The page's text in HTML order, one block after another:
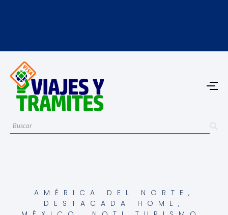
AMÉRICA DEL NORTE ,
DESTACADA HOME ,